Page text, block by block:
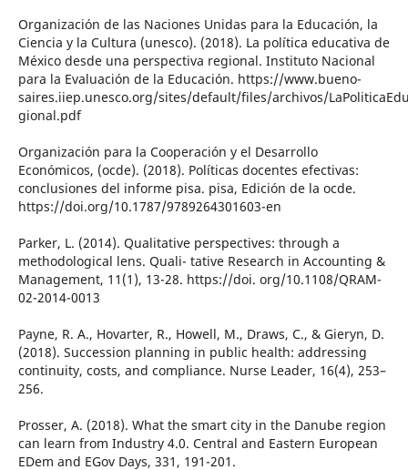
Organización de las Naciones Unidas para la Educación, la
Ciencia y la Cultura (unesco). (2018). La política educativa de
México desde una perspectiva regional. Instituto Nacional
para la Evaluación de la Educación. https://www.bueno-
saires.iiep.unesco.org/sites/default/files/archivos/
gional.pdf
Organización para la Cooperación y el Desarrollo
Económicos, (ocde). (2018). Políticas docentes efectivas:
conclusiones del informe pisa. pisa, Edición de la ocde.
https://doi.org/10.1787/9789264301603-en
Parker, L. (2014). Qualitative perspectives: through a
methodological lens. Quali- tative Research in Accounting &
Management, 11(1), 13-28. https://doi. org/10.1108/QRAM-
02-2014-0013
Payne, R. A., Hovarter, R., Howell, M., Draws, C., & Gieryn, D.
(2018). Succession planning in public health: addressing
continuity, costs, and compliance. Nurse Leader, 16(4), 253–
256.
Prosser, A. (2018). What the smart city in the Danube region
can learn from Industry 4.0. Central and Eastern European
EDem and EGov Days, 331, 191-201.